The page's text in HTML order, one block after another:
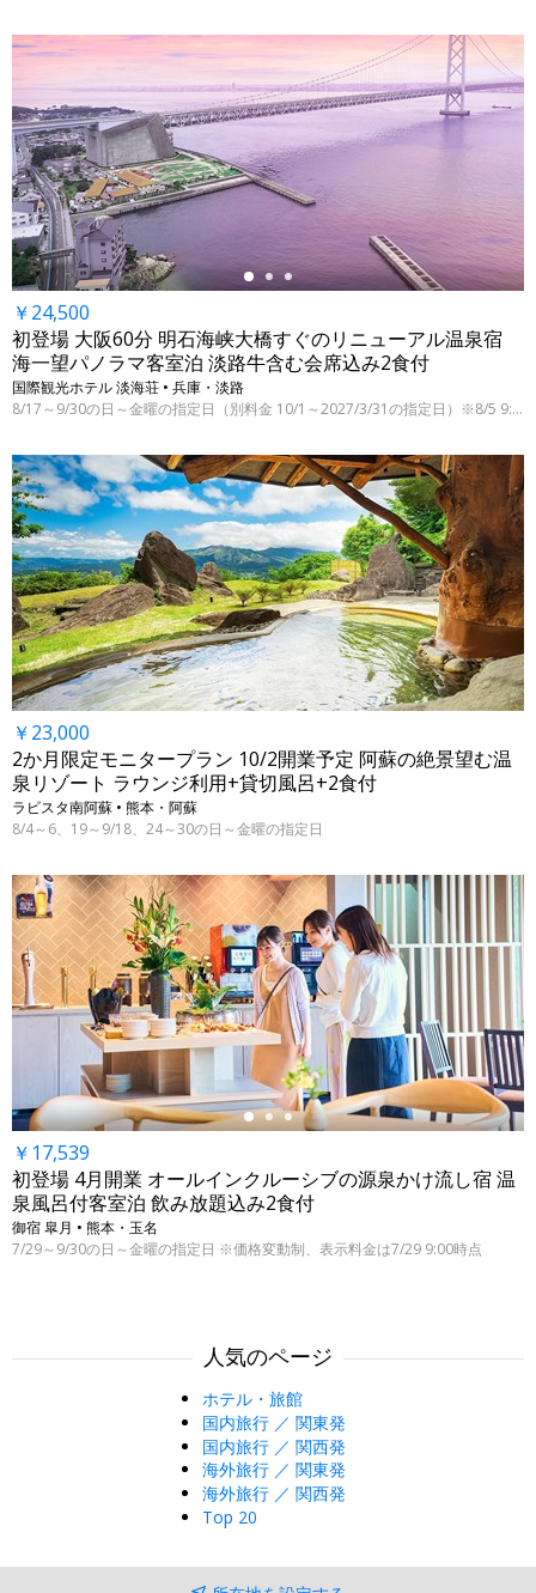
←
￥24,500
初登場 大阪60分 明石海峡大橋すぐのリニューアル温泉宿
海一望パノラマ客室泊 淡路牛含む会席込み2食付
国際観光ホテル 淡海荘 • 兵庫・淡路
8/17～9/30の日～金曜の指定日（別料金 10/1～2027/3/31の指定日）※8/5 9:00時点
￥23,000
2か月限定モニタープラン 10/2開業予定 阿蘇の絶景望む温
泉リゾート ラウンジ利用+貸切風呂+2食付
ラビスタ南阿蘇 • 熊本・阿蘇
8/4～6、19～9/18、24～30の日～金曜の指定日
←
￥17,539
初登場 4月開業 オールインクルーシブの源泉かけ流し宿 温
泉風呂付客室泊 飲み放題込み2食付
御宿 皐月 • 熊本・玉名
7/29～9/30の日～金曜の指定日 ※価格変動制、表示料金は7/29 9:00時点
人気のページ
ホテル・旅館
国内旅行 ／ 関東発
国内旅行 ／ 関西発
海外旅行 ／ 関東発
海外旅行 ／ 関西発
Top 20